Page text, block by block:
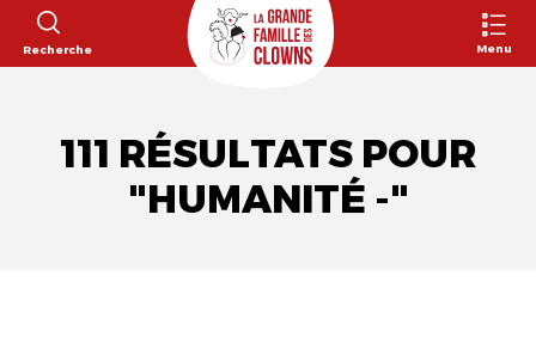
Recherche Menu
111 RÉSULTATS POUR
"HUMANITÉ -"